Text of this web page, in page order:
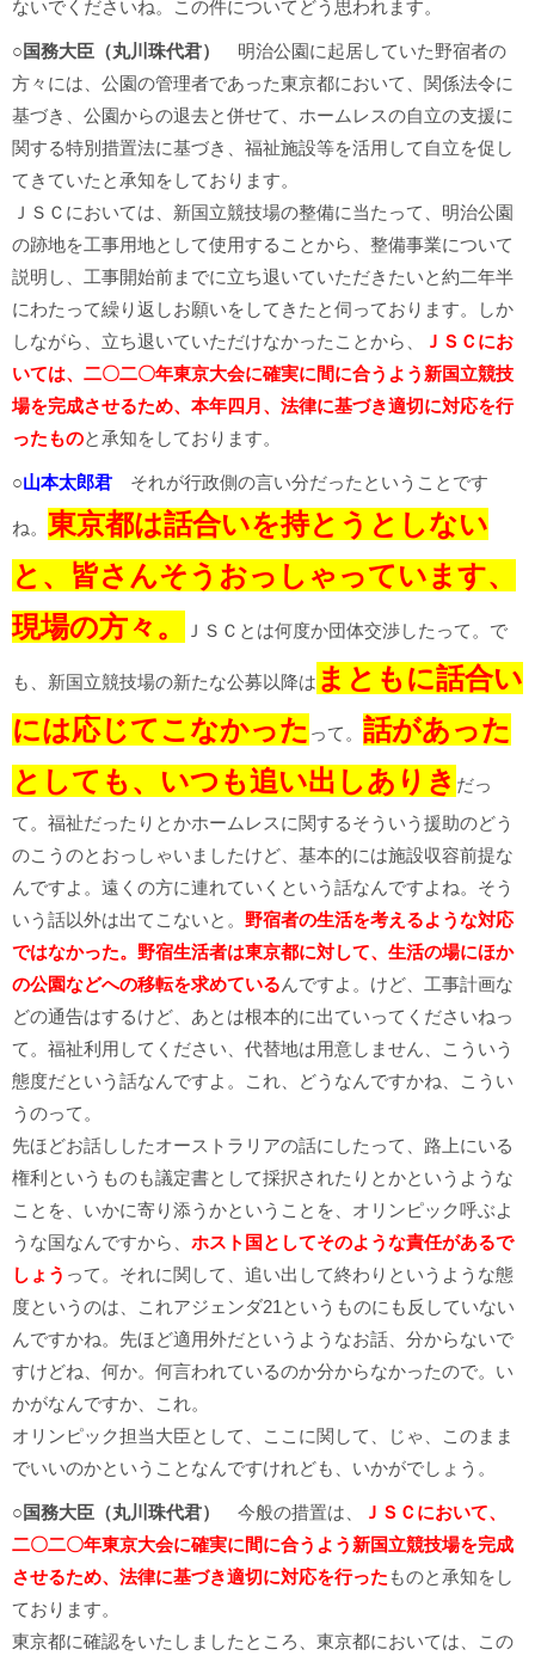
ないでくださいね。この件についてどう思われます。
○国務大臣（丸川珠代君）
明治公園に起居していた野宿者の
方々には、公園の管理者であった東京都において、関係法令に
基づき、公園からの退去と併せて、ホームレスの自立の支援に
関する特別措置法に基づき、福祉施設等を活用して自立を促し
てきていたと承知をしております。
ＪＳＣにおいては、新国立競技場の整備に当たって、明治公園
の跡地を工事用地として使用することから、整備事業について
説明し、工事開始前までに立ち退いていただきたいと約二年半
にわたって繰り返しお願いをしてきたと伺っております。しか
しながら、立ち退いていただけなかったことから、
ＪＳＣにお
いては、二〇二〇年東京大会に確実に間に合うよう新国立競技
場を完成させるため、本年四月、法律に基づき適切に対応を行
ったものと承知をしております。
○山本太郎君 それが行政側の言い分だったということです
ね。 東京都は話合いを持とうとしない
と、皆さんそうおっしゃっています、
現場の方々。
ＪＳＣとは何度か団体交渉したって。で
も、新国立競技場の新たな公募以降は まともに話合い
には応じてこなかった って。 話があった
としても、いつも追い出しありき だっ
て。福祉だったりとかホームレスに関するそういう援助のどう
のこうのとおっしゃいましたけど、基本的には施設収容前提な
んですよ。遠くの方に連れていくという話なんですよね。そう
いう話以外は出てこないと。 野宿者の生活を考えるような対応
ではなかった。野宿生活者は東京都に対して、生活の場にほか
の公園などへの移転を求めているんですよ。けど、工事計画な
どの通告はするけど、あとは根本的に出ていってくださいねっ
て。福祉利用してください、代替地は用意しません、こういう
態度だという話なんですよ。これ、どうなんですかね、こうい
うのって。
先ほどお話ししたオーストラリアの話にしたって、路上にいる
権利というものも議定書として採択されたりとかというような
ことを、いかに寄り添うかということを、オリンピック呼ぶよ
うな国なんですから、 ホスト国としてそのような責任があるで
しょう って。それに関して、追い出して終わりというような態
度というのは、これアジェンダ21というものにも反していない
んですかね。先ほど適用外だというようなお話、分からないで
すけどね、何か。何言われているのか分からなかったので。い
かがなんですか、これ。
オリンピック担当大臣として、ここに関して、じゃ、このまま
でいいのかということなんですけれども、いかがでしょう。
○国務大臣（丸川珠代君） 今般の措置は、
ＪＳＣにおいて、
二〇二〇年東京大会に確実に間に合うよう新国立競技場を完成
させるため、法律に基づき適切に対応を行った ものと承知をし
ております。
東京都に確認をいたしましたところ、東京都においては、この